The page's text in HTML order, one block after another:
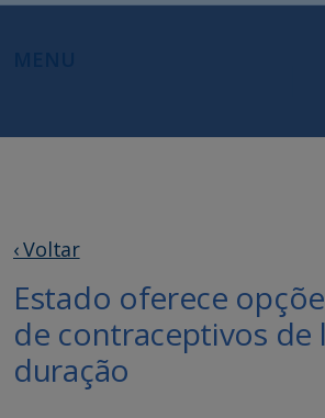
‹ Voltar
Estado oferece
de contraceptivos de
duração